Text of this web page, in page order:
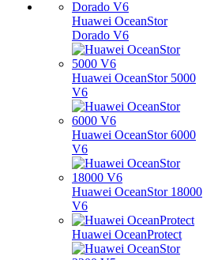
Huawei OceanStor
Dorado V6
Huawei OceanStor 5000
V6
Huawei OceanStor 6000
V6
Huawei OceanStor 18000
V6
Huawei OceanProtect